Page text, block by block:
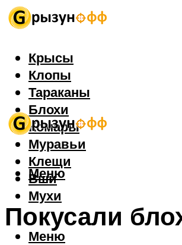
Крысы
Клопы
Тараканы
Блохи
Комары
Муравьи
Клещи
Вши
Мухи
Меню
Меню
Покусали